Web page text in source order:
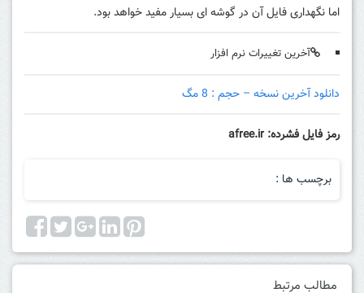
اما نگهداری فایل آن در گوشه ای بسیار مفید خواهد بود.
آخرین تغییرات نرم افزار
دانلود آخرین نسخه – حجم : 8 مگ
رمز فایل فشرده: afree.ir
برچسب ها :
مطالب مرتبط